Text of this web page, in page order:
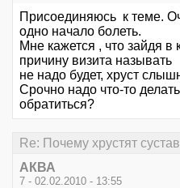
Присоединяюсь к теме.
одно начало болеть.
Мне кажется , что зайдя в
причину визита называть
не надо будет, хруст
Срочно надо что-то
обратиться?
Re: Почему хрустят
АКВА
7 - 02.02.2010 - 13:55